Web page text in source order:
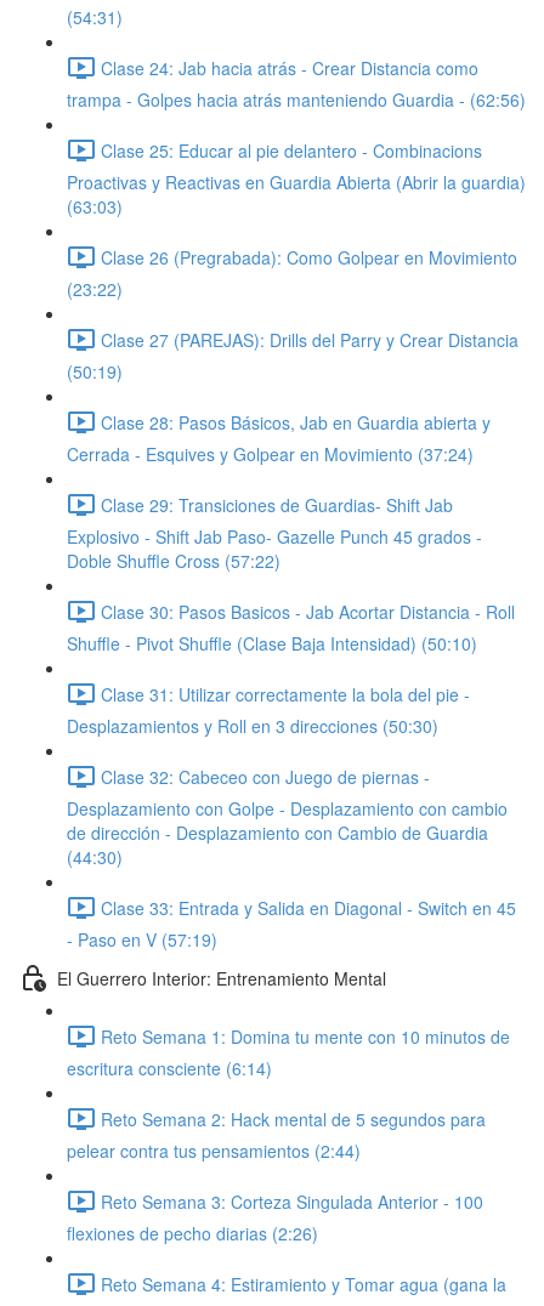
(54:31)
Clase 24: Jab hacia atrás - Crear Distancia como
trampa - Golpes hacia atrás manteniendo Guardia - (62:56)
Clase 25: Educar al pie delantero - Combinacions
Proactivas y Reactivas en Guardia Abierta (Abrir la guardia)
(63:03)
Clase 26 (Pregrabada): Como Golpear en Movimiento
(23:22)
Clase 27 (PAREJAS): Drills del Parry y Crear Distancia
(50:19)
Clase 28: Pasos Básicos, Jab en Guardia abierta y
Cerrada - Esquives y Golpear en Movimiento (37:24)
Clase 29: Transiciones de Guardias- Shift Jab
Explosivo - Shift Jab Paso- Gazelle Punch 45 grados -
Doble Shuffle Cross (57:22)
Clase 30: Pasos Basicos - Jab Acortar Distancia - Roll
Shuffle - Pivot Shuffle (Clase Baja Intensidad) (50:10)
Clase 31: Utilizar correctamente la bola del pie -
Desplazamientos y Roll en 3 direcciones (50:30)
Clase 32: Cabeceo con Juego de piernas -
Desplazamiento con Golpe - Desplazamiento con cambio
de dirección - Desplazamiento con Cambio de Guardia
(44:30)
Clase 33: Entrada y Salida en Diagonal - Switch en 45
- Paso en V (57:19)
El Guerrero Interior: Entrenamiento Mental
Reto Semana 1: Domina tu mente con 10 minutos de
escritura consciente (6:14)
Reto Semana 2: Hack mental de 5 segundos para
pelear contra tus pensamientos (2:44)
Reto Semana 3: Corteza Singulada Anterior - 100
flexiones de pecho diarias (2:26)
Reto Semana 4: Estiramiento y Tomar agua (gana la